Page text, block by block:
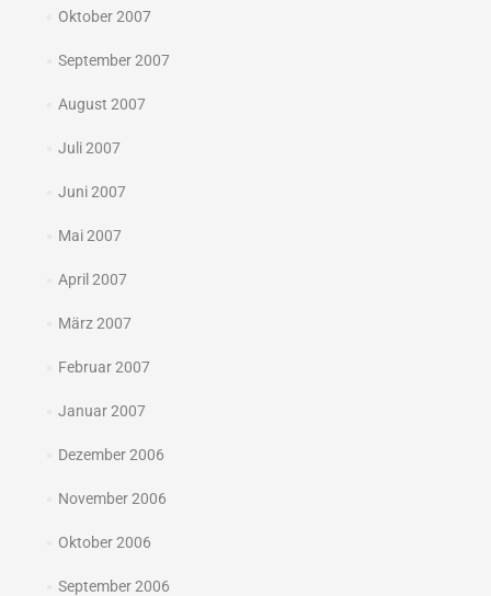
Oktober 2007
September 2007
August 2007
Juli 2007
Juni 2007
Mai 2007
April 2007
März 2007
Februar 2007
Januar 2007
Dezember 2006
November 2006
Oktober 2006
September 2006